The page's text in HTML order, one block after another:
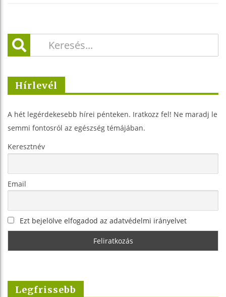
Hírlevél
A hét legérdekesebb hírei pénteken. Iratkozz fel! Ne maradj le
semmi fontosról az egészség témájában.
Keresztnév
Email
Ezt bejelölve elfogadod az adatvédelmi irányelvet
Legfrissebb